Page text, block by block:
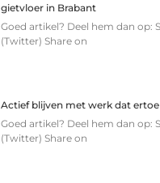
gietvloer in Brabant
Goed artikel? Deel hem dan op:
(Twitter) Share on
Actief blijven met werk dat
Goed artikel? Deel hem dan op:
(Twitter) Share on